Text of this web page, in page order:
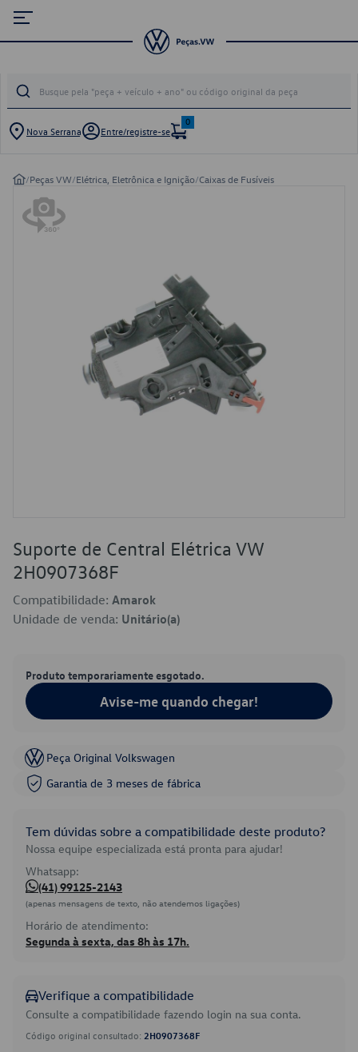
Nova Serrana Entre/registre-se
0
/Peças VW/Elétrica, Eletrônica e Ignição/Caixas de Fusíveis
Suporte de Central Elétrica VW
2H0907368F
Compatibilidade: Amarok
Unidade de venda: Unitário(a)
Produto temporariamente esgotado.
Avise-me quando chegar!
Peça Original Volkswagen
Garantia de 3 meses de fábrica
Tem dúvidas sobre a compatibilidade deste produto?
Nossa equipe especializada está pronta para ajudar!
Whatsapp:
(41) 99125-2143
(apenas mensagens de texto, não atendemos ligações)
Horário de atendimento:
Segunda à sexta, das 8h às 17h.
Verifique a compatibilidade
Consulte a compatibilidade fazendo login na sua conta.
Código original consultado: 2H0907368F